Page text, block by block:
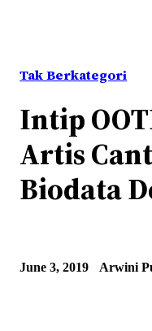
Tak Berkategori
Intip
Artis
Biodata
June 3, 2019 Arwini